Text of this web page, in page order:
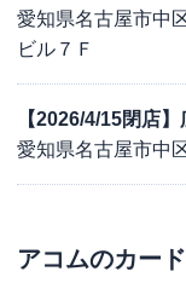
愛知県名古屋市中
ビル７Ｆ
【2026/4/15閉店
愛知県名古屋市中
アコムのカー